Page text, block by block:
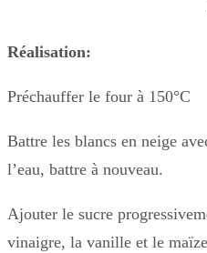
Réalisation:
Préchauffer le four à 150°C
Battre les blancs en neige
l’eau, battre à nouveau.
Ajouter le sucre
vinaigre, la vanille et le